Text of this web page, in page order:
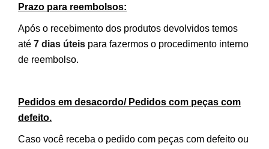
Prazo para reembolsos:
Após o recebimento dos produtos devolvidos temos
até 7 dias úteis para fazermos o procedimento interno
de reembolso.
Pedidos em desacordo/ Pedidos com peças com
defeito.
Caso você receba o pedido com peças com defeito ou